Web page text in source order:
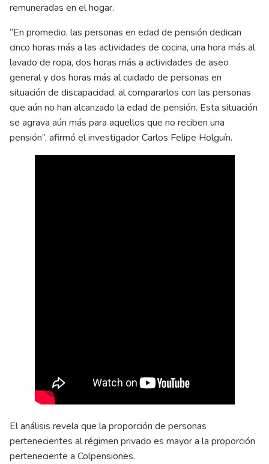
remuneradas en el hogar.
“En promedio, las personas en edad de pensión dedican
cinco horas más a las actividades de cocina, una hora más al
lavado de ropa, dos horas más a actividades de aseo
general y dos horas más al cuidado de personas en
situación de discapacidad, al compararlos con las personas
que aún no han alcanzado la edad de pensión. Esta situación
se agrava aún más para aquellos que no reciben una
pensión”, afirmó el investigador Carlos Felipe Holguín.
El análisis revela que la proporción de personas
pertenecientes al régimen privado es mayor a la proporción
perteneciente a Colpensiones.